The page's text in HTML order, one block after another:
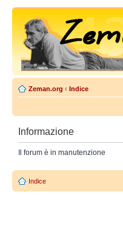
Zeman.org ‹ Indice
Informazione
Il forum è in manutenzione
Indice